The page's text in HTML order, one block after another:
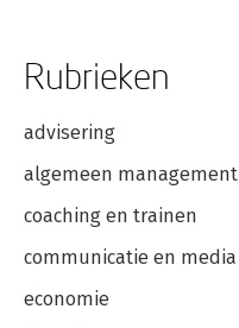
Rubrieken
advisering
algemeen management
coaching en trainen
communicatie en media
economie